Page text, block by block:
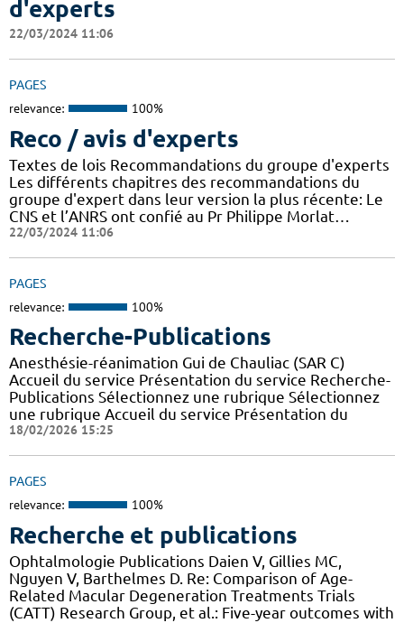
d'experts
22/03/2024 11:06
PAGES
relevance: 100%
Reco / avis d'experts
Textes de lois Recommandations du groupe d'experts
Les différents chapitres des recommandations du
groupe d'expert dans leur version la plus récente: Le
CNS et l’ANRS ont confié au Pr Philippe Morlat…
22/03/2024 11:06
PAGES
relevance: 100%
Recherche-Publications
Anesthésie-réanimation Gui de Chauliac (SAR C)
Accueil du service Présentation du service Recherche-
Publications Sélectionnez une rubrique Sélectionnez
une rubrique Accueil du service Présentation du
18/02/2026 15:25
PAGES
relevance: 100%
Recherche et publications
Ophtalmologie Publications Daien V, Gillies MC,
Nguyen V, Barthelmes D. Re: Comparison of Age-
Related Macular Degeneration Treatments Trials
(CATT) Research Group, et al.: Five-year outcomes with